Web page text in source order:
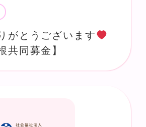
がとうございます
共同募金】